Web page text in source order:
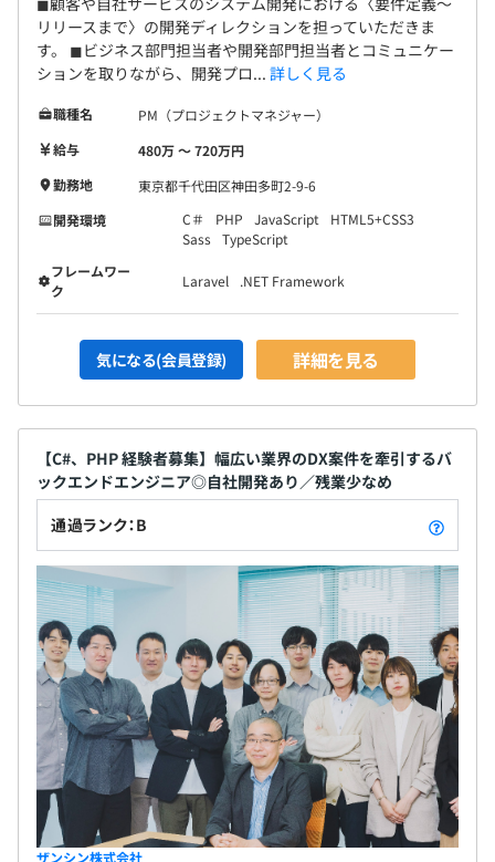
リリースまで〉の開発ディレクションを担っていただきま
す。 ◼︎ビジネス部門担当者や開発部門担当者とコミュニケー
ションを取りながら、開発プロ... 詳しく見る
職種名
PM（プロジェクトマネジャー）
給与
480万 〜 720万円
勤務地
東京都千代田区神田多町2-9-6
開発環境
C＃ PHP JavaScript
HTML5+CSS3
Sass TypeScript
フレームワー
ク
Laravel .NET Framework
気になる(会員登録) 詳細を見る
【C#、PHP 経験者募集】幅広い業界のDX案件を牽引するバ
ックエンドエンジニア◎自社開発あり／残業少なめ
通過ランク：B
ザンシン株式会社